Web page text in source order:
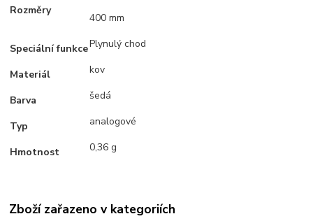
Rozměry
400 mm
Speciální funkcePlynulý chod
Materiál kov
Barva šedá
Typ analogové
Hmotnost 0,36 g
Zboží zařazeno v kategoriích